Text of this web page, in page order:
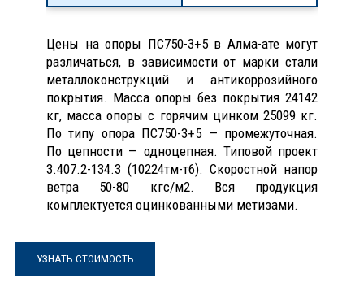
Цены на опоры ПС750-3+5 в Алма-ате могут
различаться, в зависимости от марки стали
металлоконструкций и антикоррозийного
покрытия. Масса опоры без покрытия 24142
кг, масса опоры с горячим цинком 25099 кг.
По типу опора ПС750-3+5 — промежуточная.
По цепности — одноцепная. Типовой проект
3.407.2-134.3 (10224тм-т6). Скоростной напор
ветра 50-80 кгс/м2. Вся продукция
комплектуется оцинкованными метизами.
УЗНАТЬ СТОИМОСТЬ